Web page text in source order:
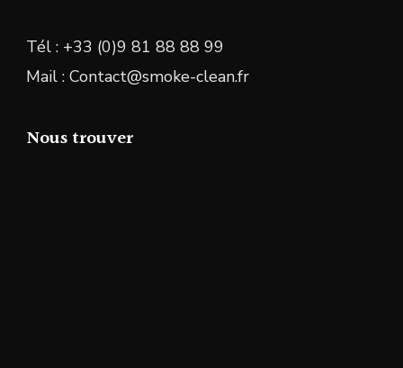
Tél : +33 (0)9 81 88 88 99
Mail : Contact@smoke-clean.fr
Nous trouver